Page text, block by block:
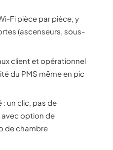
Fi pièce par pièce, y
(ascenseurs, sous-
client et opérationnel
du PMS même en pic
un clic, pas de
avec option de
de chambre